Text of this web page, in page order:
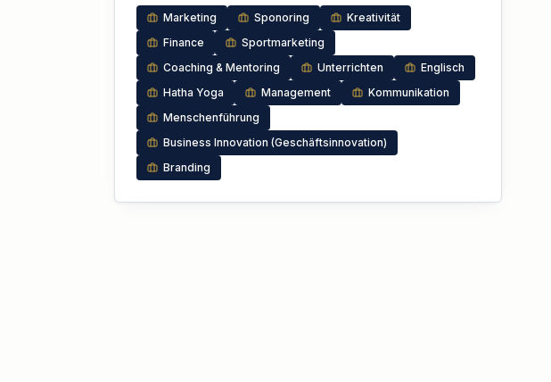
Marketing Sponoring
Kreativität
Finance
Sportmarketing
Coaching & Mentoring
Unterrichten
Englisch
Hatha Yoga
Management
Kommunikation
Menschenführung
Business Innovation (Geschäftsinnovation)
Branding